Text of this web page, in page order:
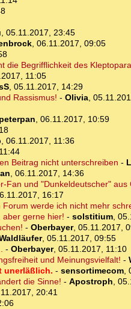
, 05.11.2017, 23:45
, 06.11.2017, 09:05
die Begrifflichkeit des
11:05
, 05.11.2017, 14:29
Rassismus! - Olivia,
peterpan, 06.11.2017, 10:59
, 06.11.2017, 11:36
Beitrag nicht unterschreiben -
, 06.11.2017, 14:36
Fan und "Dunkeldeutscher" aus
16:17
werde ich nicht mehr
aber gerne hier! - solstitium,
- Oberbayer, 05.11.2017,
, 05.11.2017, 09:55
- Oberbayer, 05.11.2017, 11:10
und Meinungsvielfalt! -
unerläßlich. - sensortimecom,
die Sinne! - Apostroph,
20:41